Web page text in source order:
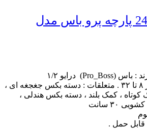
جعبه بکس 24 پارچه پرو باس مدل
بکس ها : از ۸ تا ۳۲ . متعلقات : دسته بکس جغجغه ای ،
کوتاه ، کمک بلند ، دسته بکس هندلی ،
۳۰ سانت
قابل حمل .